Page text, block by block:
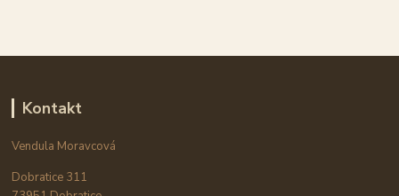
Kontakt
Vendula Moravcová
Dobratice 311